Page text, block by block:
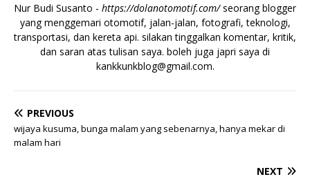
Nur Budi Susanto - https://dolanotomotif.com/seorang blogger
yang menggemari otomotif, jalan-jalan, fotografi, teknologi,
transportasi, dan kereta api. silakan tinggalkan komentar, kritik,
dan saran atas tulisan saya. boleh juga japri saya di
kankkunkblog@gmail.com.
PREVIOUS
wijaya kusuma, bunga malam yang sebenarnya, hanya mekar di
malam hari
NEXT